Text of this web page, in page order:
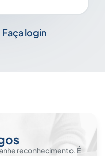
Faça login
reconhecimento. É